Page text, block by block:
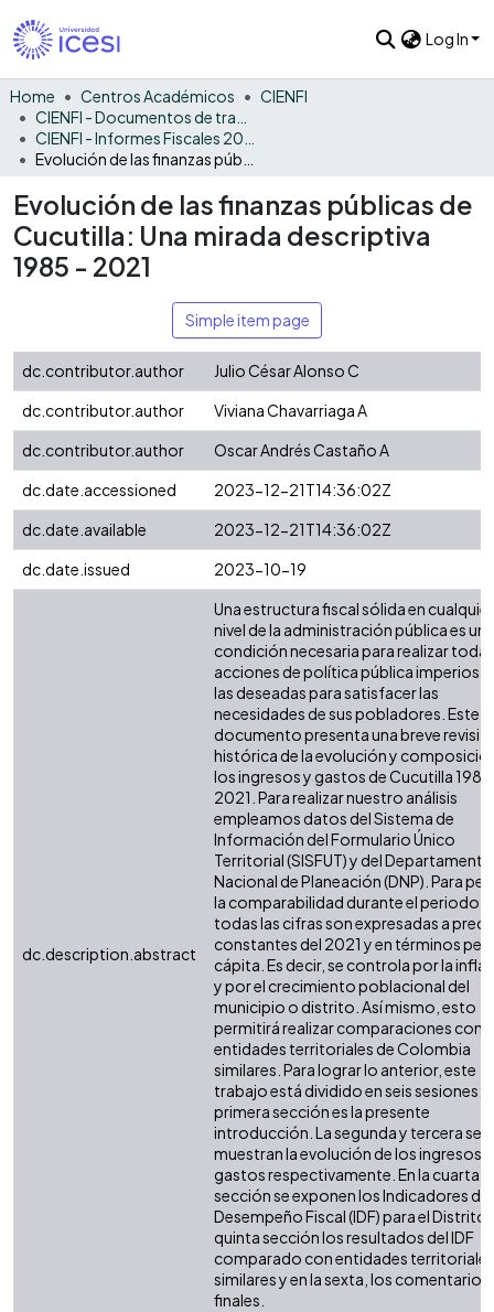
Log In
Home Centros Académicos
CIENFI
Evolución de las finanzas públicas de
Cucutilla: Una mirada descriptiva
1985 - 2021
Simple item page
dc.contributor.author
Julio César Alonso C
dc.contributor.author
Viviana Chavarriaga A
dc.contributor.author
Oscar Andrés Castaño A
dc.date.accessioned
2023-12-21T14:36:02Z
dc.date.available
2023-12-21T14:36:02Z
dc.date.issued
2023-10-19
dc.description.abstract
Una estructura fiscal sólida en cualquier
nivel de la administración pública es una
condición necesaria para realizar
acciones de política pública
las deseadas para satisfacer las
necesidades de sus pobladores. Este
documento presenta una breve
histórica de la evolución y
los ingresos y gastos de Cucutilla
2021. Para realizar nuestro análisis
empleamos datos del Sistema de
Información del Formulario Único
Territorial (SISFUT) y del Departamento
Nacional de Planeación (DNP). Para
la comparabilidad durante el periodo,
todas las cifras son expresadas a
constantes del 2021 y en términos per
cápita. Es decir, se controla por la
y por el crecimiento poblacional del
municipio o distrito. Así mismo, esto
permitirá realizar comparaciones con
entidades territoriales de Colombia
similares. Para lograr lo anterior, este
trabajo está dividido en seis sesiones:
primera sección es la presente
introducción. La segunda y tercera
muestran la evolución de los ingresos
gastos respectivamente. En la cuarta
sección se exponen los Indicadores de
Desempeño Fiscal (IDF) para el Distrito.
quinta sección los resultados del IDF
comparado con entidades territoriales
similares y en la sexta, los comentarios
finales.